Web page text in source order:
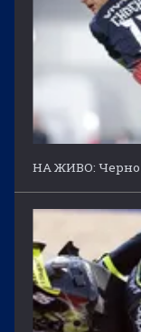
НА ЖИВО: Черно